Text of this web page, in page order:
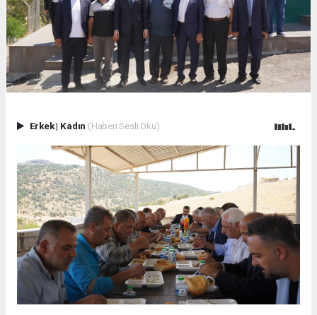
Erkek| Kadın (Haberi Sesli Oku)